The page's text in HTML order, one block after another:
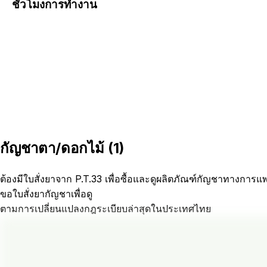
ชั่วโมงการทำงาน
กัญชาตา/ดอกไม้ (1)
ต้องมีใบสั่งยาจาก P.T.33 เพื่อซื้อและดูผลิตภัณฑ์กัญชาทางการแ
ขอใบสั่งยากัญชาเพื่อดู
ตามการเปลี่ยนแปลงกฎระเบียบล่าสุดในประเทศไทย